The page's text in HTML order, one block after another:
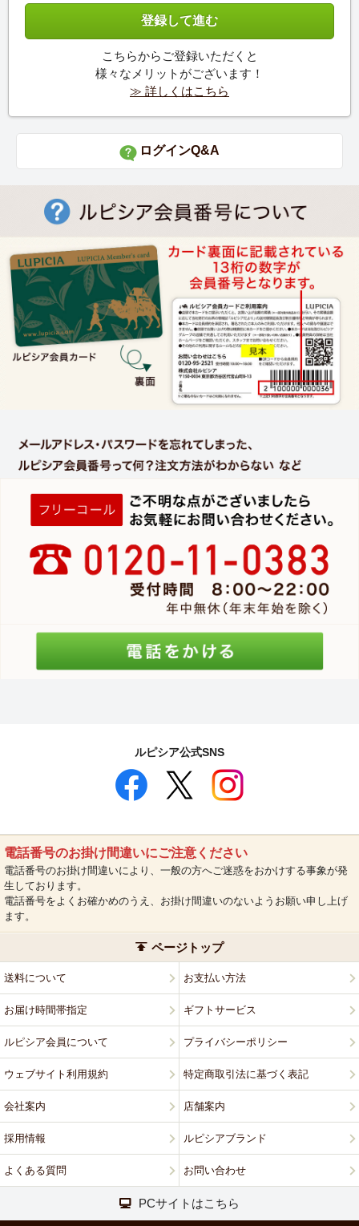
こちらからご登録いただくと
様々なメリットがございます！
≫ 詳しくはこちら
ルピシア公式SNS
電話番号のお掛け間違いにご注意ください
電話番号のお掛け間違いにより、一般の方へご迷惑をおかけする事象が発
生しております。
電話番号をよくお確かめのうえ、お掛け間違いのないようお願い申し上げ
ます。
ページトップ
送料について お支払い方法
お届け時間帯指定 ギフトサービス
ルピシア会員について プライバシーポリシー
ウェブサイト利用規約 特定商取引法に基づく表記
会社案内 店舗案内
採用情報 ルピシアブランド
よくある質問 お問い合わせ
PCサイトはこちら